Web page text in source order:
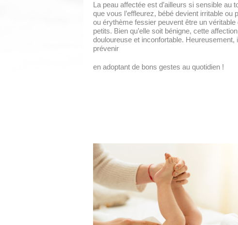
La peau affectée est d’ailleurs si sensible au
que vous l’effleurez, bébé devient irritable ou
ou érythème fessier peuvent être un
petits. Bien qu’elle soit bénigne, cette
douloureuse et inconfortable. Heureusement,
prévenir
en adoptant de bons gestes au quotidien !